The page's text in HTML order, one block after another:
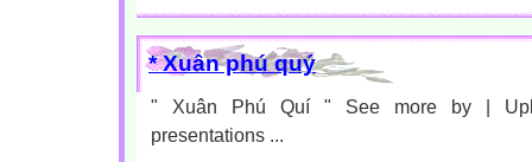
* Xuân phú quý
" Xuân Phú Quí " See more by |
presentations ...